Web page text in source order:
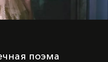
поэма